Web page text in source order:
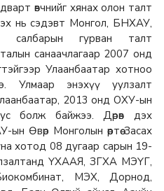
өвчнийг хянах олон талт
нь сэдэвт Монгол, БНХАУ,
салбарын гурван талт
санаачлагаар 2007 онд
Улаанбаатар хотноо
Улмаар энэхүү уулзалт
2013 онд ОХУ-ын
болж байжээ. Дөрөв дэх
Өвөр Монголын өөртөө Засах
хотод 08 дугаар сарын 19-
ҮХААЯ, ЗГХА МЭҮГ,
МЭХ, Дорнод,